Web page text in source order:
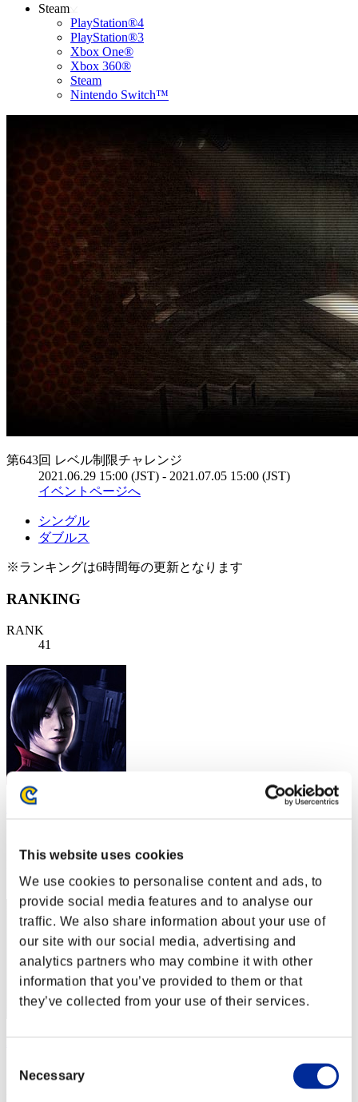
This website uses cookies
We use cookies to personalise content and ads, to
provide social media features and to analyse our
traffic. We also share information about your use of
our site with our social media, advertising and
analytics partners who may combine it with other
information that you’ve provided to them or that
they’ve collected from your use of their services.
Selection
Necessary
Steam
PlayStation®4
PlayStation®3
Xbox One®
Xbox 360®
Steam
Nintendo Switch™
第643回 レベル制限チャレンジ
2021.06.29 15:00 (JST) - 2021.07.05 15:00 (JST)
イベントページへ
シングル
ダブルス
※ランキングは6時間毎の更新となります
RANKING
RANK
41
Shinanai
RANK
42
mima
スコア:Lv:20/02'40"19